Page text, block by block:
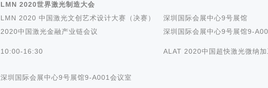
LMN 2020世界激光制造大会
LMN 2020 中国激光文创艺术设计大赛（决赛）
深圳国际会展中心9号展馆
2020中国激光金融产业链会议 深圳国际会展中心9号展馆9-
10:00-16:30 ALAT 2020中国超快激光微纳
深圳国际会展中心9号展馆9-A001会议室